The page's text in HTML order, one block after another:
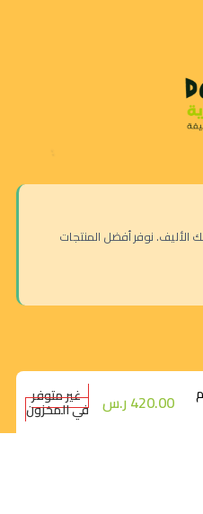
الأليف. نوفر أفضل المنتجات
420.00ر.س غير متوفر
في المخزون